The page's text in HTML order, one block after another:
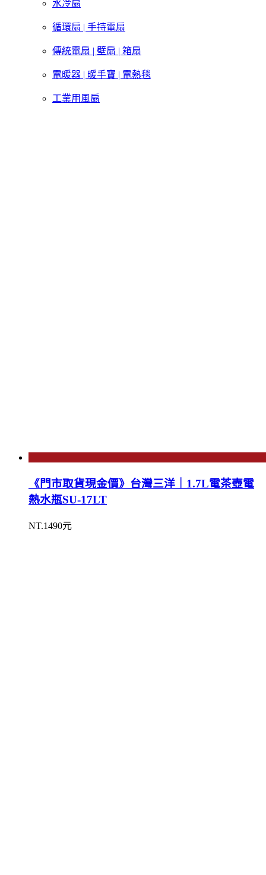
水冷扇
循環扇 | 手持電扇
傳統電扇 | 壁扇 | 箱扇
電暖器 | 暖手寶 | 電熱毯
工業用風扇
《門市取貨現金價》台灣三洋｜1.7L電茶壺電
熱水瓶SU-17LT
NT.1490元